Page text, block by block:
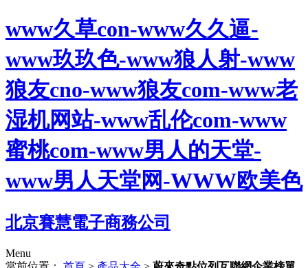
www久草con-www久久逼-
www玖玖色-www狼人射-www
狼友cno-www狼友com-www老
湿机网站-www乱伦com-www
蜜桃com-www男人的天堂-
www男人天堂网-WWW欧美色
北京賽慧電子商務公司
Menu